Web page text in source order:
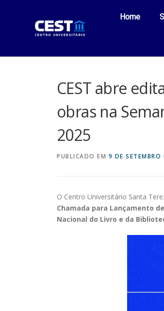
Home
CEST abre
obras na
2025
PUBLICADO EM 9 DE
O Centro Universitário Santa
Chamada para Lançamento
Nacional do Livro e da